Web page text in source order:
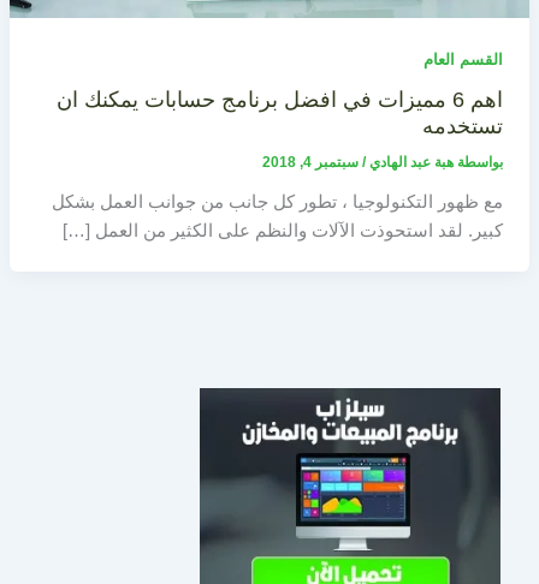
القسم العام
اهم 6 مميزات في افضل برنامج حسابات يمكنك ان
تستخدمه
بواسطة هبة عبد الهادي/ سبتمبر 4, 2018
مع ظهور التكنولوجيا ، تطور كل جانب من جوانب العمل بشكل
كبير. لقد استحوذت الآلات والنظم على الكثير من العمل […]